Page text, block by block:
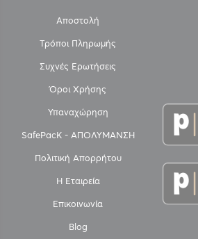
Αποστολή
Τρόποι Πληρωμής
Συχνές Ερωτήσεις
Όροι Χρήσης
Υπαναχώρηση
SafePacK - ΑΠΟΛΥΜΑΝΣΗ
Πολιτική Απορρήτου
Η Εταιρεία
Επικοινωνία
Blog